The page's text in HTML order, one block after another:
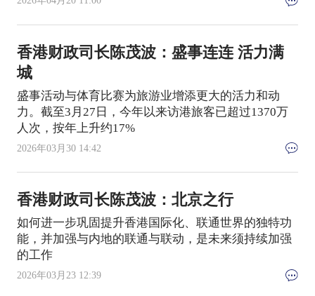
香港财政司长陈茂波：盛事连连 活力满
城
盛事活动与体育比赛为旅游业增添更大的活力和动
力。截至3月27日，今年以来访港旅客已超过1370万
人次，按年上升约17%
2026年03月30 14:42
香港财政司长陈茂波：北京之行
如何进一步巩固提升香港国际化、联通世界的独特功
能，并加强与内地的联通与联动，是未来须持续加强
的工作
2026年03月23 12:39